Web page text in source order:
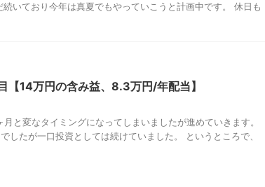
いており今年は真夏でもやっていこうと計画中です。 休日も
【14万円の含み益、8.3万円/年配当】
と変なタイミングになってしまいましたが進めていきます。
したが一口投資としては続けていました。 というところで、